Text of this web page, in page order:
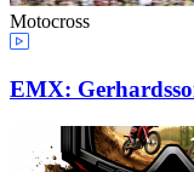
Motocross
EMX: